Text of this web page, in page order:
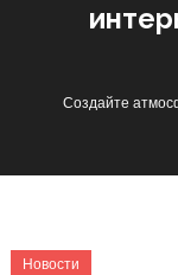
Создайте
Новости